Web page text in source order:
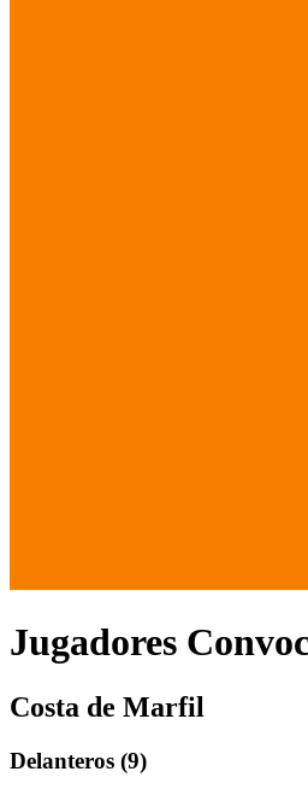
Jugadores
Costa de Marfil
Delanteros (9)